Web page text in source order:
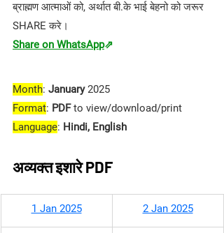
ब्राह्मण आत्माओं को, अर्थात बी.के भाई बेहनो को जरूर
SHARE करे।
Share on WhatsApp⇗
Month: January 2025
Format: PDF to view/download/print
Language: Hindi, English
अव्यक्त इशारे PDF
1 Jan 2025 2 Jan 2025